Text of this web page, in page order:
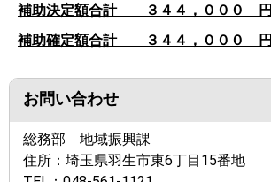
補助決定額合計 ３４４，０００ 円
補助確定額合計 ３４４，０００ 円
お問い合わせ
総務部 地域振興課
住所： 埼玉県羽生市東6丁目15番地